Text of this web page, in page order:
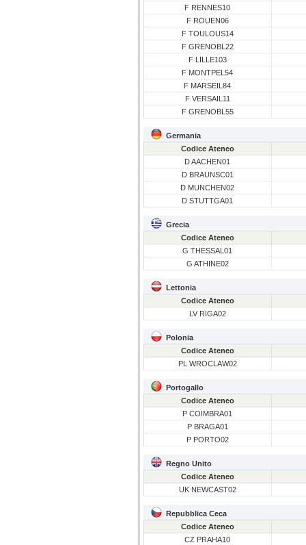
F RENNES10
F ROUEN06
F TOULOUS14
F GRENOBL22
F LILLE103
F MONTPEL54
F MARSEIL84
F VERSAIL11
F GRENOBL55
Germania
Codice Ateneo
D AACHEN01
D BRAUNSC01
D MUNCHEN02
D STUTTGA01
Grecia
Codice Ateneo
G THESSAL01
G ATHINE02
Lettonia
Codice Ateneo
LV RIGA02
Polonia
Codice Ateneo
PL WROCLAW02
Portogallo
Codice Ateneo
P COIMBRA01
P BRAGA01
P PORTO02
Regno Unito
Codice Ateneo
UK NEWCAST02
Repubblica Ceca
Codice Ateneo
CZ PRAHA10